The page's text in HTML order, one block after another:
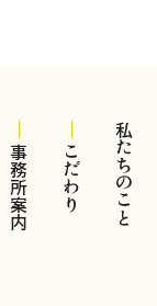
私たちのこと
こだわり
事務所案内